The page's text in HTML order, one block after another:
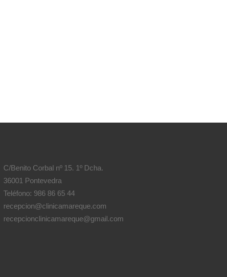
C/Benito Corbal nº 15. 1º Dcha.
36001 Pontevedra
Teléfono: 986 86 65 44
recepcion@clinicamareque.com
recepcionclinicamareque@gmail.com